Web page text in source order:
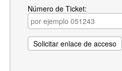
Número de Ticket: